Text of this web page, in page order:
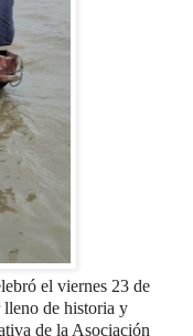
el viernes 23 de
lleno de historia y
de la Asociación